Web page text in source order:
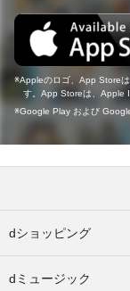
Appleのロゴ、App Store
す。App Storeは、Apple
Google Play および
dショッピング
dミュージック